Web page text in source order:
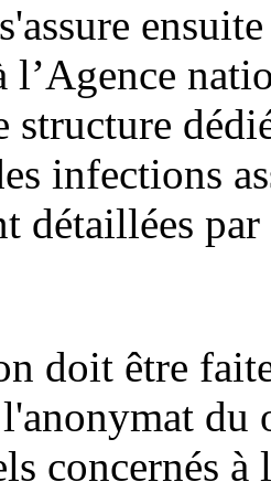
l’Agence
structure
infections
détaillées
doit être
du
concernés